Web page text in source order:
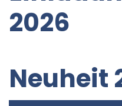
2026
Neuheit